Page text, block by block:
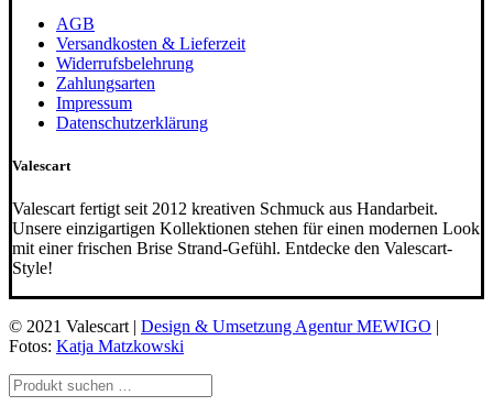
AGB
Versandkosten & Lieferzeit
Widerrufsbelehrung
Zahlungsarten
Impressum
Datenschutzerklärung
Valescart
Valescart fertigt seit 2012 kreativen Schmuck aus Handarbeit.
Unsere einzigartigen Kollektionen stehen für einen modernen Look
mit einer frischen Brise Strand-Gefühl. Entdecke den Valescart-
Style!
© 2021 Valescart | Design & Umsetzung Agentur MEWIGO
Fotos: Katja Matzkowski